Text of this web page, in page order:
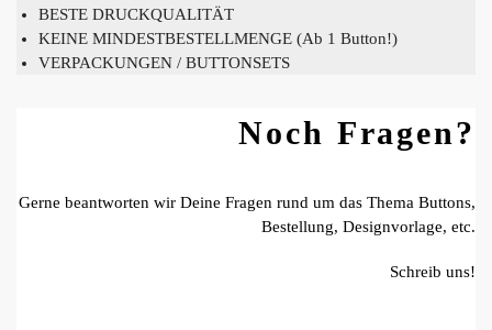
BESTE DRUCKQUALITÄT
KEINE MINDESTBESTELLMENGE (Ab 1 Button!)
VERPACKUNGEN / BUTTONSETS
Noch Fragen?
Gerne beantworten wir Deine Fragen rund um das Thema Buttons,
Bestellung, Designvorlage, etc.
Schreib uns!